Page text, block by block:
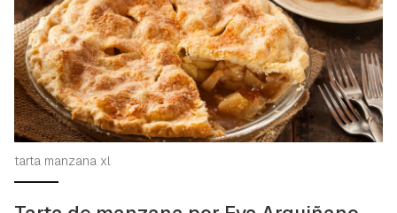
tarta manzana xl